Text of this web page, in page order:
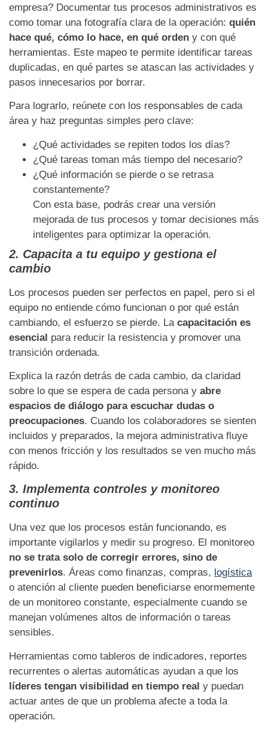
empresa? Documentar tus procesos administrativos es
como tomar una fotografía clara de la operación: quién
hace qué, cómo lo hace, en qué orden y con qué
herramientas. Este mapeo te permite identificar tareas
duplicadas, en qué partes se atascan las actividades y
pasos innecesarios por borrar.
Para lograrlo, reúnete con los responsables de cada
área y haz preguntas simples pero clave:
¿Qué actividades se repiten todos los días?
¿Qué tareas toman más tiempo del necesario?
¿Qué información se pierde o se retrasa
constantemente?
Con esta base, podrás crear una versión
mejorada de tus procesos y tomar decisiones más
inteligentes para optimizar la operación.
2. Capacita a tu equipo y gestiona el
cambio
Los procesos pueden ser perfectos en papel, pero si el
equipo no entiende cómo funcionan o por qué están
cambiando, el esfuerzo se pierde. La capacitación es
esencial para reducir la resistencia y promover una
transición ordenada.
Explica la razón detrás de cada cambio, da claridad
sobre lo que se espera de cada persona y abre
espacios de diálogo para escuchar dudas o
preocupaciones. Cuando los colaboradores se sienten
incluidos y preparados, la mejora administrativa fluye
con menos fricción y los resultados se ven mucho más
rápido.
3. Implementa controles y monitoreo
continuo
Una vez que los procesos están funcionando, es
importante vigilarlos y medir su progreso. El monitoreo
no se trata solo de corregir errores, sino de
prevenirlos. Áreas como finanzas, compras, logística
o atención al cliente pueden beneficiarse enormemente
de un monitoreo constante, especialmente cuando se
manejan volúmenes altos de información o tareas
sensibles.
Herramientas como tableros de indicadores, reportes
recurrentes o alertas automáticas ayudan a que los
líderes tengan visibilidad en tiempo real y puedan
actuar antes de que un problema afecte a toda la
operación.